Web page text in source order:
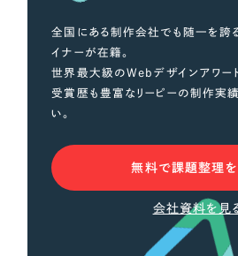
制作実績
Works
全国1,400社以上の支援実績の中から 実
一部をご紹介します
ブックマークしたサイト
全国にある制作会社でも随一を誇
イナーが在籍。
世界最大級のWebデザインアワー
受賞歴も豊富なリーピーの制作実績
い。
無料で課題整理
会社資料を見